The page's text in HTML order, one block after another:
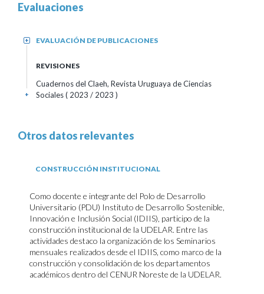
Evaluaciones
EVALUACIÓN DE PUBLICACIONES
+
REVISIONES
Cuadernos del Claeh, Revista Uruguaya de Ciencias
Sociales( 2023 / 2023 )
+
Otros datos relevantes
CONSTRUCCIÓN INSTITUCIONAL
Como docente e integrante del Polo de Desarrollo
Universitario (PDU) Instituto de Desarrollo Sostenible,
Innovación e Inclusión Social (IDIIS), participo de la
construcción institucional de la UDELAR. Entre las
actividades destaco la organización de los Seminarios
mensuales realizados desde el IDIIS, como marco de la
construcción y consolidación de los departamentos
académicos dentro del CENUR Noreste de la UDELAR.